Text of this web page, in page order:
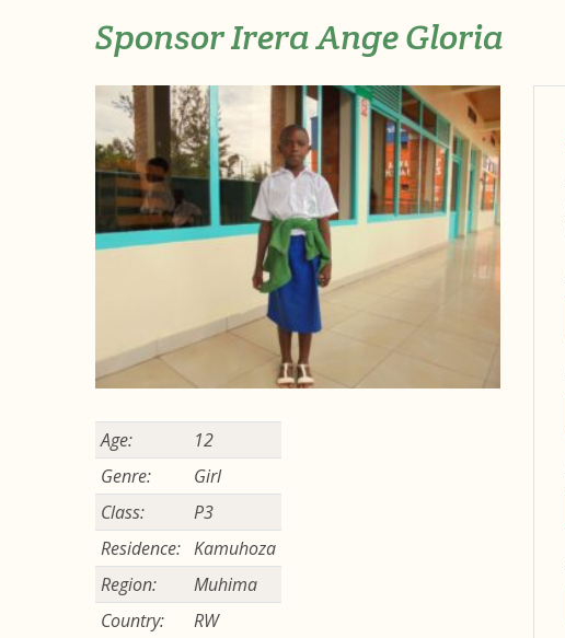
Sponsor Irera Ange Gloria
Age:
12
Genre:
Girl
Class:
P3
Residence: Kamuhoza
Region:
Muhima
Country:
RW